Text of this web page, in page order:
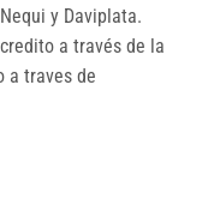
y Daviplata.
a través de la
a traves de